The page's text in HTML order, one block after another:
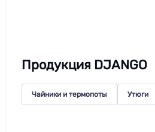
Продукция DJANGO
Чайники и термопоты Утюги